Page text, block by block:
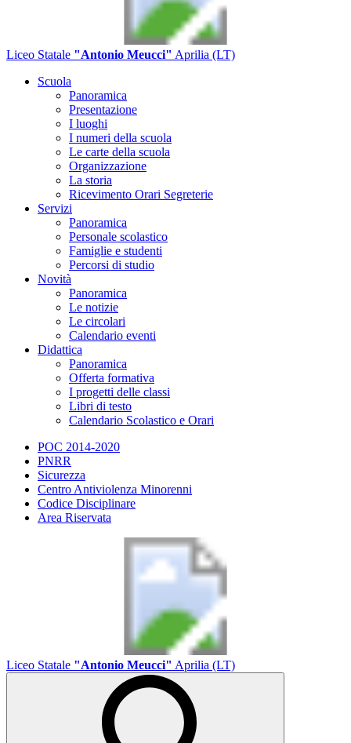
Liceo Statale "Antonio Meucci" Aprilia (LT)
Scuola
Panoramica
Presentazione
I luoghi
I numeri della scuola
Le carte della scuola
Organizzazione
La storia
Ricevimento Orari Segreterie
Servizi
Panoramica
Personale scolastico
Famiglie e studenti
Percorsi di studio
Novità
Panoramica
Le notizie
Le circolari
Calendario eventi
Didattica
Panoramica
Offerta formativa
I progetti delle classi
Libri di testo
Calendario Scolastico e Orari
POC 2014-2020
PNRR
Sicurezza
Centro Antiviolenza Minorenni
Codice Disciplinare
Area Riservata
Liceo Statale "Antonio Meucci" Aprilia (LT)